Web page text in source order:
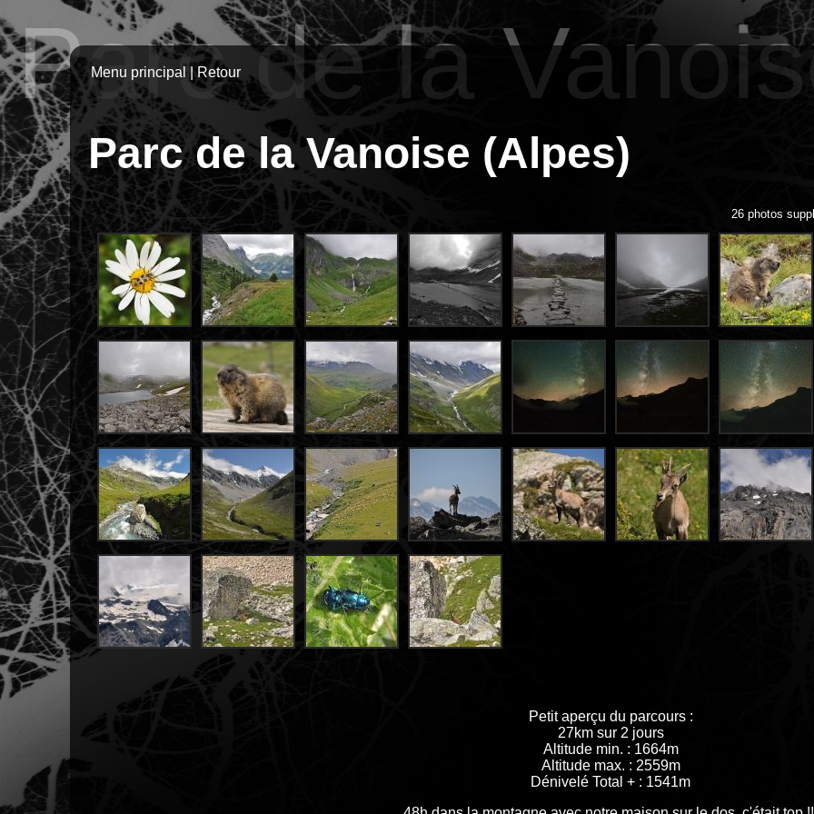
Parc de la
Menu principal |Retour
Parc de la Vanoise (Alpes)
26 photos
Petit aperçu du parcours :
27km sur 2 jours
Altitude min. : 1664m
Altitude max. : 2559m
Dénivelé Total + : 1541m